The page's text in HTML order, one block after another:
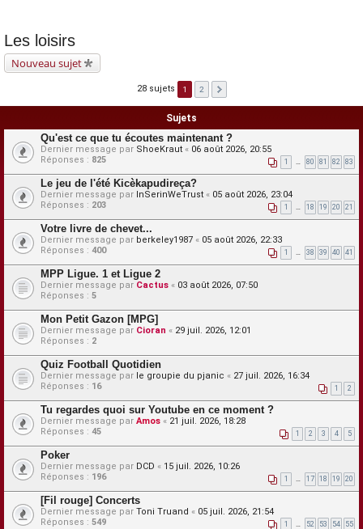
Les loisirs
Nouveau sujet
28 sujets 1 2
Sujets
Qu'est ce que tu écoutes maintenant ?
Dernier message par ShoeKraut « 06 août 2026, 20:55
Réponses : 825 1 … 80 81 82 83
Le jeu de l'été Kicèkapudireça?
Dernier message par InSerinWeTrust « 05 août 2026, 23:04
Réponses : 203 1 … 18 19 20 21
Votre livre de chevet...
Dernier message par berkeley1987 « 05 août 2026, 22:33
Réponses : 400 1 … 38 39 40 41
MPP Ligue. 1 et Ligue 2
Dernier message par Cactus « 03 août 2026, 07:50
Réponses : 5
Mon Petit Gazon [MPG]
Dernier message par Cioran « 29 juil. 2026, 12:01
Réponses : 2
Quiz Football Quotidien
Dernier message par le groupie du pjanic « 27 juil. 2026, 16:34
Réponses : 16 1 2
Tu regardes quoi sur Youtube en ce moment ?
Dernier message par Amos « 21 juil. 2026, 18:28
Réponses : 45 1 2 3 4 5
Poker
Dernier message par DCD « 15 juil. 2026, 10:26
Réponses : 196 1 … 17 18 19 20
[Fil rouge] Concerts
Dernier message par Toni Truand « 05 juil. 2026, 21:54
Réponses : 549 1 … 52 53 54 55